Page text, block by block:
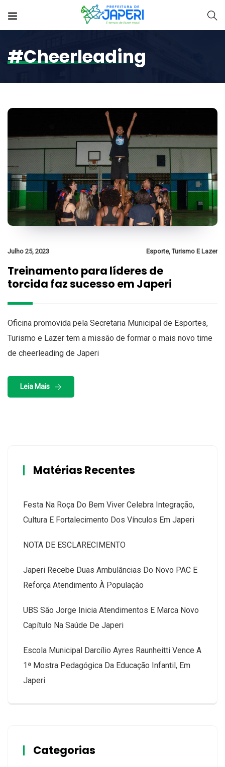
#cheerleading
Julho 25, 2023 Esporte, Turismo E Lazer
Treinamento para líderes de
torcida faz sucesso em Japeri
Oficina promovida pela Secretaria Municipal de Esportes,
Turismo e Lazer tem a missão de formar o mais novo time
de cheerleading de Japeri
Leia Mais
Matérias Recentes
Festa Na Roça Do Bem Viver Celebra Integração,
Cultura E Fortalecimento Dos Vínculos Em Japeri
NOTA DE ESCLARECIMENTO
Japeri Recebe Duas Ambulâncias Do Novo PAC E
Reforça Atendimento À População
UBS São Jorge Inicia Atendimentos E Marca Novo
Capítulo Na Saúde De Japeri
Escola Municipal Darcílio Ayres Raunheitti Vence A
1ª Mostra Pedagógica Da Educação Infantil, Em
Japeri
Categorias